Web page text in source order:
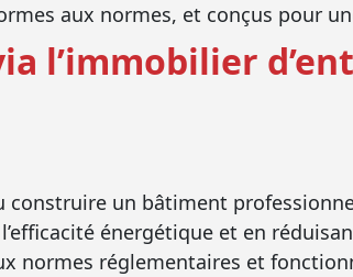
aux normes, et conçus pour
l’immobilier
un bâtiment
énergétique et en
normes réglementaires et